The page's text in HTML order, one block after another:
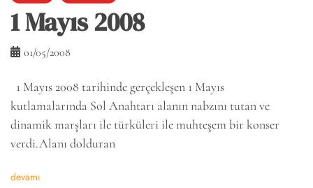
1 Mayıs 2008
01/05/2008
1 Mayıs 2008 tarihinde gerçekleşen 1 Mayıs
kutlamalarında Sol Anahtarı alanın nabzını tutan ve
dinamik marşları ile türküleri ile muhteşem bir konser
verdi.Alanı dolduran
devamı